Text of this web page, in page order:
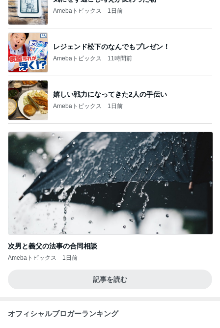
Amebaトピックス 1日前
レジェンド松下のなんでもプレゼン！
Amebaトピックス 11時間前
嬉しい戦力になってきた2人の手伝い
Amebaトピックス 1日前
次男と義父の法事の合同相談
Amebaトピックス 1日前
記事を読む
オフィシャルブロガーランキング